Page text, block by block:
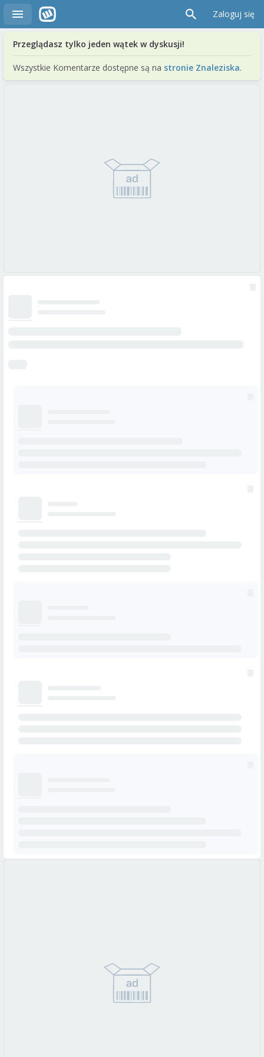
Zaloguj się
Przeglądasz tylko jeden wątek w dyskusji!
Wszystkie Komentarze dostępne są na stronie Znaleziska.